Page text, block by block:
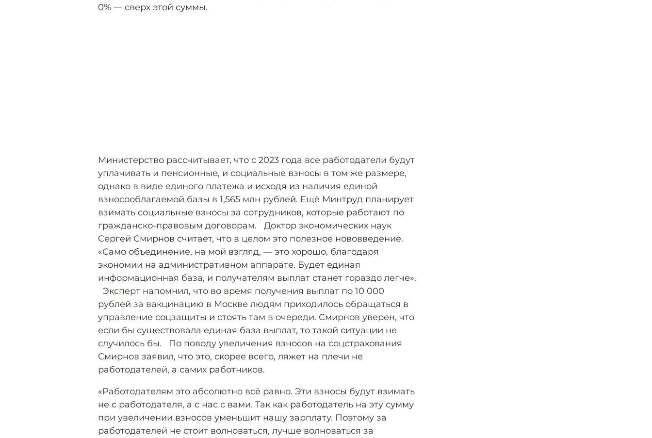
0% — сверх этой суммы.
Министерство рассчитывает, что с 2023 года все работодатели будут
уплачивать и пенсионные, и социальные взносы в том же размере,
однако в виде единого платежа и исходя из наличия единой
взносооблагаемой базы в 1,565 млн рублей. Ещё Минтруд планирует
взимать социальные взносы за сотрудников, которые работают по
гражданско-правовым договорам. Доктор экономических наук
Сергей Смирнов считает, что в целом это полезное нововведение.
«Само объединение, на мой взгляд, — это хорошо, благодаря
экономии на административном аппарате. Будет единая
информационная база, и получателям выплат станет гораздо легче».
Эксперт напомнил, что во время получения выплат по 10 000
рублей за вакцинацию в Москве людям приходилось обращаться в
управление соцзащиты и стоять там в очереди. Смирнов уверен, что
если бы существовала единая база выплат, то такой ситуации не
случилось бы. По поводу увеличения взносов на соцстрахования
Смирнов заявил, что это, скорее всего, ляжет на плечи не
работодателей, а самих работников.
«Работодателям это абсолютно всё равно. Эти взносы будут взимать
не с работодателя, а с нас с вами. Так как работодатель на эту сумму
при увеличении взносов уменьшит нашу зарплату. Поэтому за
работодателей не стоит волноваться, лучше волноваться за